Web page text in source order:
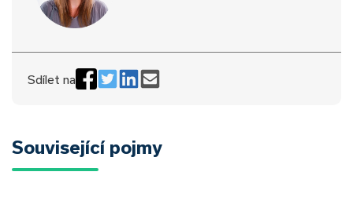
Sdílet na
Související pojmy